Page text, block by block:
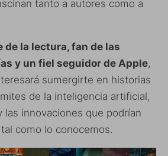
tanto a autores como a
de la lectura, fan de las
y un fiel seguidor de Apple,
sumergirte en historias
de la inteligencia artificial,
las innovaciones que podrían
como lo conocemos.